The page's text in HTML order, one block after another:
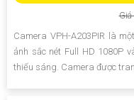
Giá
Camera VPH-A203PIR là
ảnh sắc nét Full HD 1080P
thiếu sáng. Camera được